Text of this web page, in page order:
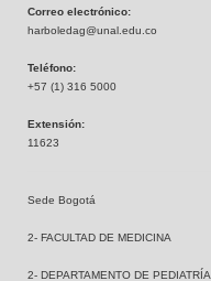
Correo electrónico:
harboledag@unal.edu.co
Teléfono:
+57 (1) 316 5000
Extensión:
11623
Sede Bogotá
2- FACULTAD DE MEDICINA
2- DEPARTAMENTO DE PEDIATRÍA